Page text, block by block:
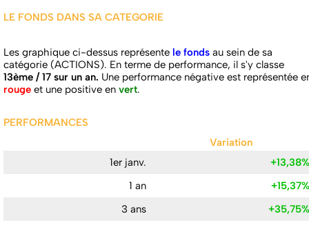
LE FONDS DANS SA CATEGORIE
Les graphique ci-dessus représente le fonds au sein de sa
catégorie (ACTIONS). En terme de performance, il s'y classe
13ème / 17 sur un an. Une performance négative est représentée
rouge et une positive en vert.
PERFORMANCES
Variation
1er janv.
+13,38%
1 an
+15,37%
3 ans
+35,75%